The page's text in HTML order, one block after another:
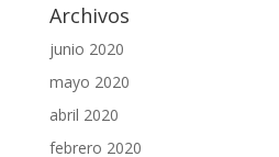
Archivos
junio 2020
mayo 2020
abril 2020
febrero 2020